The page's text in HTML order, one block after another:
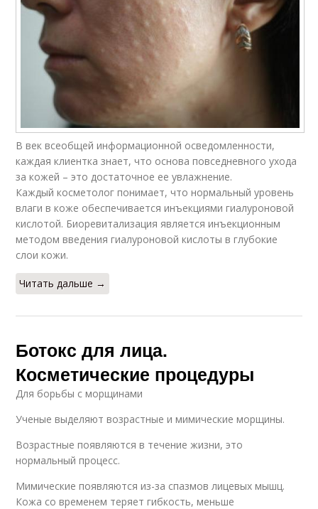
В век всеобщей информационной осведомленности,
каждая клиентка знает, что основа повседневного ухода
за кожей – это достаточное ее увлажнение.
Каждый косметолог понимает, что нормальный уровень
влаги в коже обеспечивается инъекциями гиалуроновой
кислотой. Биоревитализация является инъекционным
методом введения гиалуроновой кислоты в глубокие
слои кожи.
Читать дальше →
Ботокс для лица.
Косметические процедуры
Для борьбы с морщинами
Ученые выделяют возрастные и мимические морщины.
Возрастные появляются в течение жизни, это
нормальный процесс.
Мимические появляются из-за спазмов лицевых мышц.
Кожа со временем теряет гибкость, меньше